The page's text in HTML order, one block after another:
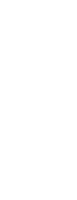
serwisu